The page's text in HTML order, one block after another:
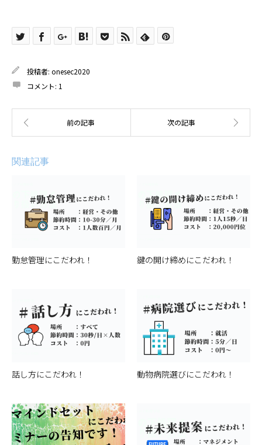
投稿者: onesec2020
コメント: 1
関連記事
勤怠管理にこだわれ！ 鍵の開け締めにこだわれ！
話し方にこだわれ！ 動物病院選びにこだわれ！